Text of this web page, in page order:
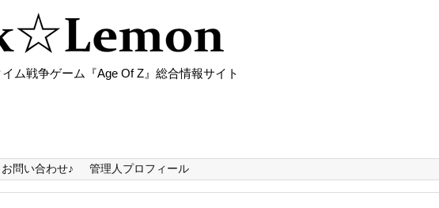
ム戦争ゲーム『Age Of Z』総合情報サイト
お問い合わせ♪ 管理人プロフィール